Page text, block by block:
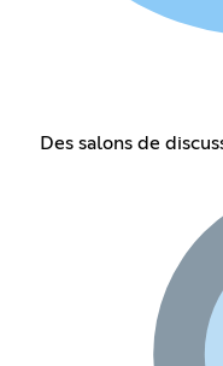
Des salons de